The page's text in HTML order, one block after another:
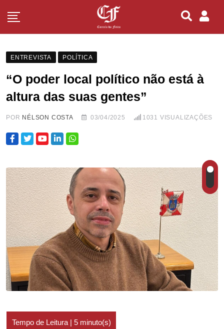
ENTREVISTA POLÍTICA
“O poder local político não está à
altura das suas gentes”
POR NÉLSON COSTA 03/04/2025 1031 VISUALIZAÇÕES